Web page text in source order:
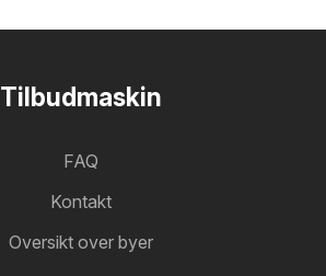
Tilbudmaskin
FAQ
Kontakt
Oversikt over byer